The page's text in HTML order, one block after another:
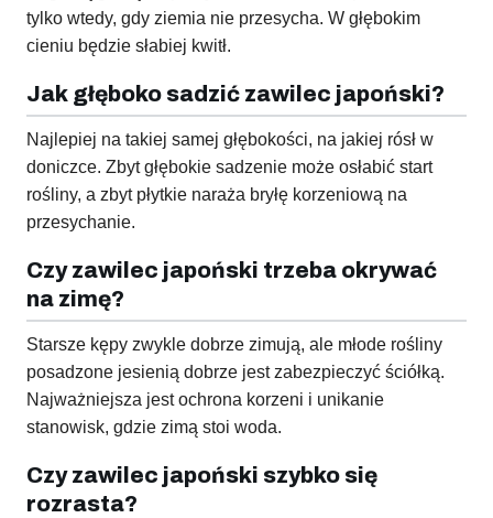
tylko wtedy, gdy ziemia nie przesycha. W głębokim
cieniu będzie słabiej kwitł.
Jak głęboko sadzić zawilec japoński?
Najlepiej na takiej samej głębokości, na jakiej rósł w
doniczce. Zbyt głębokie sadzenie może osłabić start
rośliny, a zbyt płytkie naraża bryłę korzeniową na
przesychanie.
Czy zawilec japoński trzeba okrywać
na zimę?
Starsze kępy zwykle dobrze zimują, ale młode rośliny
posadzone jesienią dobrze jest zabezpieczyć ściółką.
Najważniejsza jest ochrona korzeni i unikanie
stanowisk, gdzie zimą stoi woda.
Czy zawilec japoński szybko się
rozrasta?